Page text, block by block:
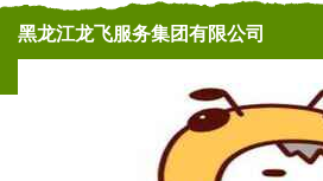
黑龙江龙飞服务集团有限公司